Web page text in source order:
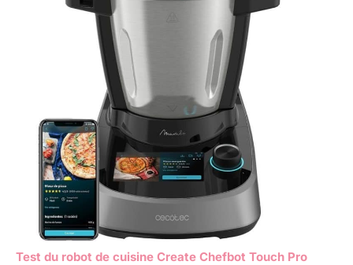
Test du robot de cuisine Create Chefbot Touch Pro